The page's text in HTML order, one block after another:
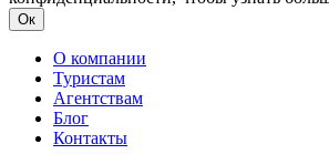
Ок
О компании
Туристам
Агентствам
Блог
Контакты